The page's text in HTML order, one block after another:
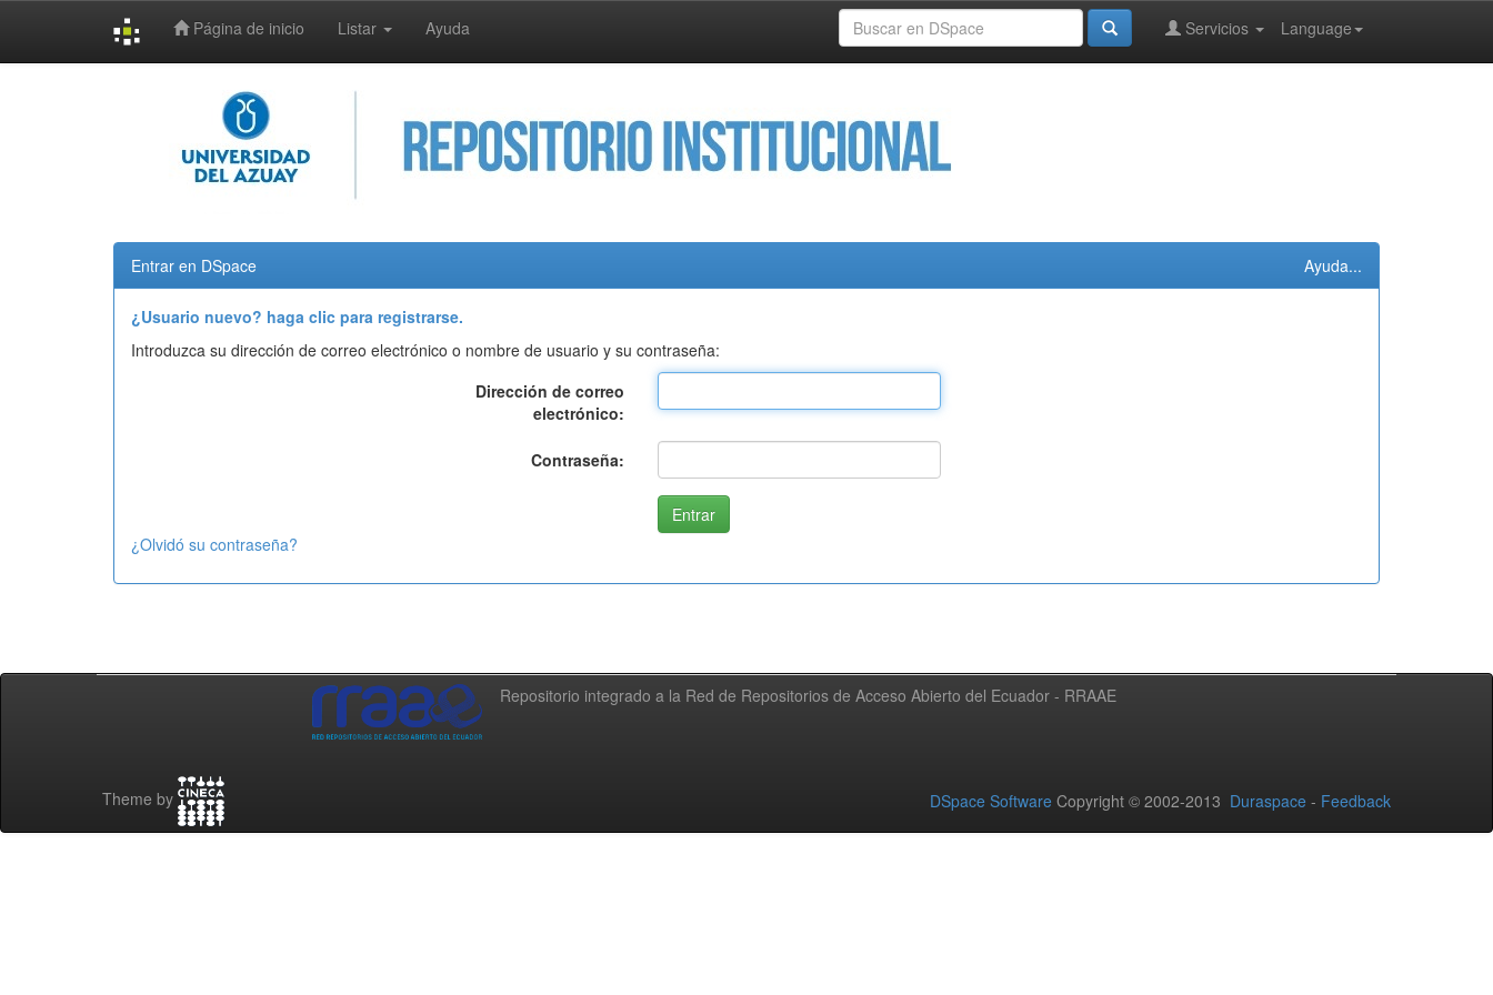
Página de inicio Listar Ayuda Language
Servicios
Entrar en DSpace Ayuda...
¿Usuario nuevo? haga clic para registrarse.
Introduzca su dirección de correo electrónico o nombre de usuario y su contraseña:
Dirección de correo
electrónico:
Contraseña:
¿Olvidó su contraseña?
Repositorio integrado a la Red de Repositorios de Acceso Abierto del Ecuador - RRAAE
Theme by DSpace Software Copyright © 2002-2013 Duraspace - Feedback